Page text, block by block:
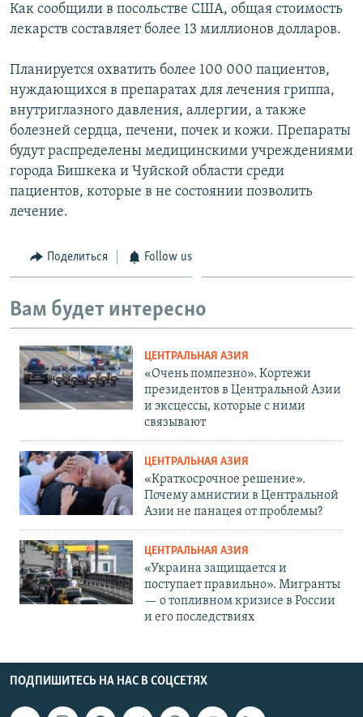
Как сообщили в посольстве США, общая стоимость
лекарств составляет более 13 миллионов долларов.
Планируется охватить более 100 000 пациентов,
нуждающихся в препаратах для лечения гриппа,
внутриглазного давления, аллергии, а также
болезней сердца, печени, почек и кожи. Препараты
будут распределены медицинскими учреждениями
города Бишкека и Чуйской области среди
пациентов, которые в не состоянии позволить
лечение.
Поделиться Follow us
Вам будет интересно
ЦЕНТРАЛЬНАЯ АЗИЯ
«Очень помпезно». Кортежи
президентов в Центральной Азии
и эксцессы, которые с ними
связывают
ЦЕНТРАЛЬНАЯ АЗИЯ
«Краткосрочное решение».
Почему амнистии в Центральной
Азии не панацея от проблемы?
ЦЕНТРАЛЬНАЯ АЗИЯ
«Украина защищается и
поступает правильно». Мигранты
— о топливном кризисе в России
и его последствиях
ПОДПИШИТЕСЬ НА НАС В СОЦСЕТЯХ